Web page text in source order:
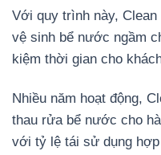
Với quy trình này,
vệ sinh bể nước ngầm
kiệm thời gian cho
Nhiều năm hoạt động,
thau rửa bể nước cho
với tỷ lệ tái sử dụng hợp